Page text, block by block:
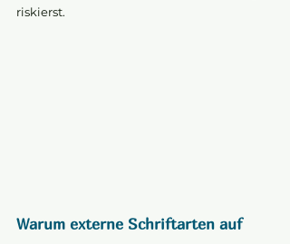
riskierst.
Warum externe Schriftarten auf